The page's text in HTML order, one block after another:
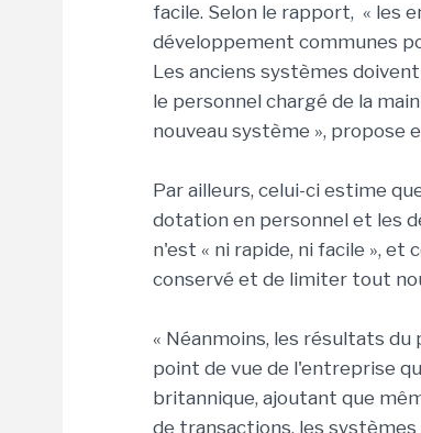
facile. Selon le rapport, « les
développement communes
Les anciens systèmes
le personnel chargé de la
nouveau système », propose
Par ailleurs, celui-ci estime
dotation en personnel et les
n'est « ni rapide, ni facile »,
conservé et de limiter tout
« Néanmoins, les résultats du
point de vue de l'entreprise
britannique, ajoutant que
de transactions, les